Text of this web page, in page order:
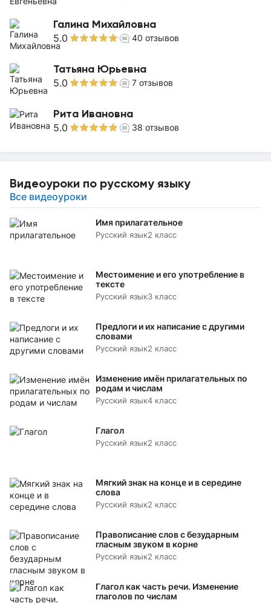
Галина Михайловна
5.0 40 отзывов
Татьяна Юрьевна
5.0 7 отзывов
Рита Ивановна
5.0 38 отзывов
Видеоуроки по русскому языку
Все видеоуроки
Имя прилагательное
Русский язык2 класс
Местоимение и его употребление в
тексте
Русский язык3 класс
Предлоги и их написание с другими
словами
Русский язык2 класс
Изменение имён прилагательных по
родам и числам
Русский язык4 класс
Глагол
Русский язык2 класс
Мягкий знак на конце и в середине
слова
Русский язык2 класс
Правописание слов с безударным
гласным звуком в корне
Русский язык2 класс
Глагол как часть речи. Изменение
глаголов по числам